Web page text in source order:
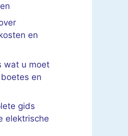
en
wat u moet
en
gids
elektrische